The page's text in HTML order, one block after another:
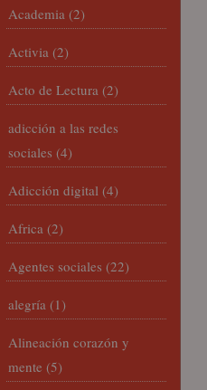
Academia (2)
Activia (2)
Acto de Lectura (2)
adicción a las redes
sociales (4)
Adicción digital (4)
Africa (2)
Agentes sociales (22)
alegría (1)
Alineación corazón y
mente (5)